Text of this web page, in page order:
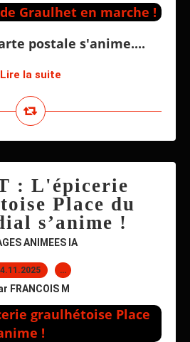
postale s'anime....
Lire la suite
: L'épicerie
Place du
s’anime !
ANIMEES IA
…
FRANCOIS M